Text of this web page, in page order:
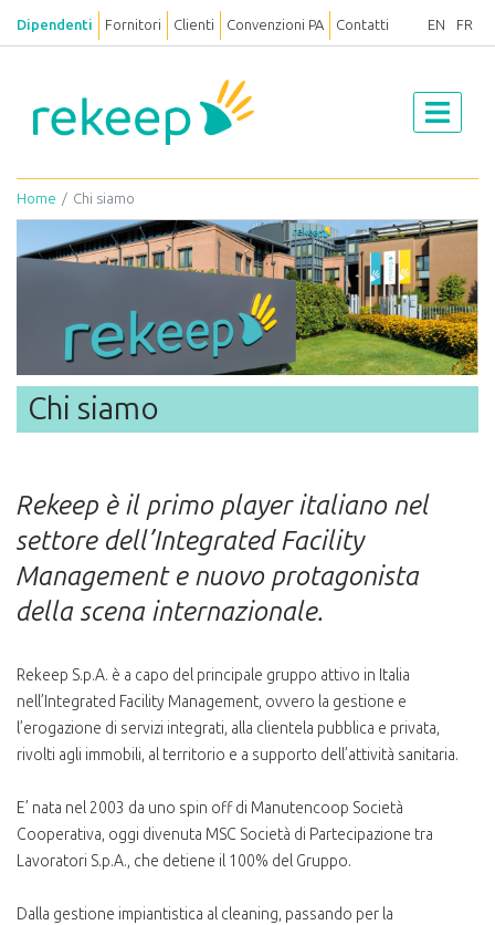
Dipendenti Fornitori Clienti Convenzioni PA Contatti EN FR
Home Chi siamo
Chi siamo
Rekeep è il primo player italiano nel
settore dell’Integrated Facility
Management e nuovo protagonista
della scena internazionale.
Rekeep S.p.A. è a capo del principale gruppo attivo in Italia
nell’Integrated Facility Management, ovvero la gestione e
l’erogazione di servizi integrati, alla clientela pubblica e privata,
rivolti agli immobili, al territorio e a supporto dell’attività sanitaria.
E’ nata nel 2003 da uno spin off di Manutencoop Società
Cooperativa, oggi divenuta MSC Società di Partecipazione tra
Lavoratori S.p.A., che detiene il 100% del Gruppo.
Dalla gestione impiantistica al cleaning, passando per la